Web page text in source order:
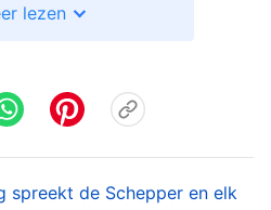
het gezag van de
symfonie voor de
lezen
spreekt de Schepper en elk